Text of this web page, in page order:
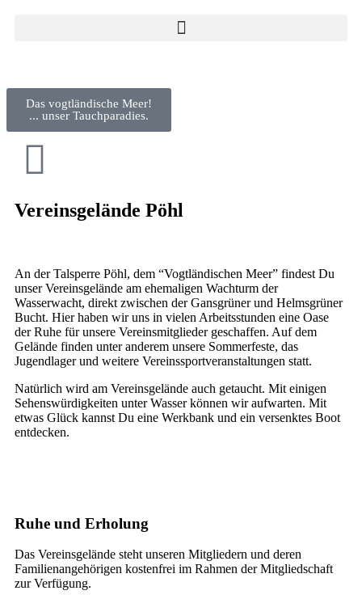
Das vogtländische Meer!
... unser Tauchparadies.
Vereinsgelände Pöhl
An der Talsperre Pöhl, dem “Vogtländischen Meer” findest Du
unser Vereinsgelände am ehemaligen Wachturm der
Wasserwacht, direkt zwischen der Gansgrüner und Helmsgrüner
Bucht. Hier haben wir uns in vielen Arbeitsstunden eine Oase
der Ruhe für unsere Vereinsmitglieder geschaffen. Auf dem
Gelände finden unter anderem unsere Sommerfeste, das
Jugendlager und weitere Vereinssportveranstaltungen statt.
Natürlich wird am Vereinsgelände auch getaucht. Mit einigen
Sehenswürdigkeiten unter Wasser können wir aufwarten. Mit
etwas Glück kannst Du eine Werkbank und ein versenktes Boot
entdecken.
Ruhe und Erholung
Das Vereinsgelände steht unseren Mitgliedern und deren
Familienangehörigen kostenfrei im Rahmen der Mitgliedschaft
zur Verfügung.